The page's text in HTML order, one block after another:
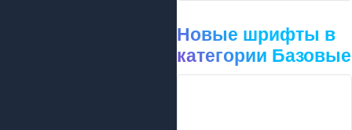
Новые шрифты в
категории Базовые